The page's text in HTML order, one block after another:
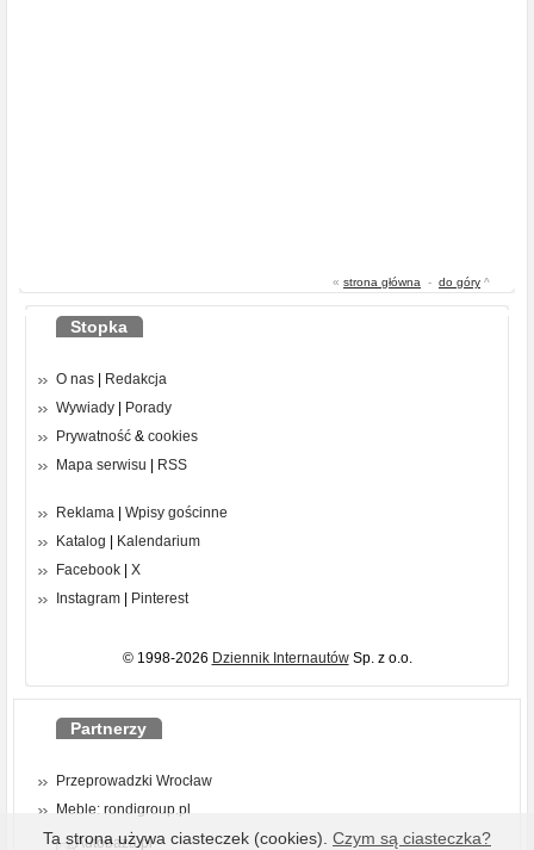
« strona główna - do góry ^
Stopka
O nas
Redakcja
Wywiady
Porady
Prywatność & cookies
Mapa serwisu
RSS
Reklama
Wpisy gościnne
Katalog
Kalendarium
Facebook
X
Instagram
Pinterest
© 1998-2026 Dziennik InternautówSp. z o.o.
Partnerzy
Przeprowadzki Wrocław
Meble: rondigroup.pl
Ta strona używa ciasteczek (cookies). Czym są ciasteczka?